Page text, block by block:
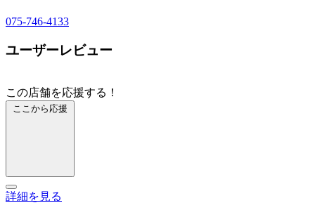
075-746-4133
ユーザーレビュー
この店舗を応援する！
ここから応援
詳細を見る